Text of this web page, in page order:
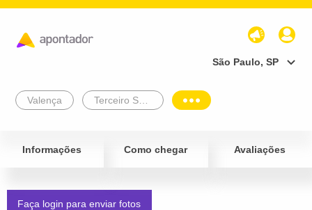
São Paulo, SP
Valença
Informações Como chegar Avaliações
Faça login para enviar fotos